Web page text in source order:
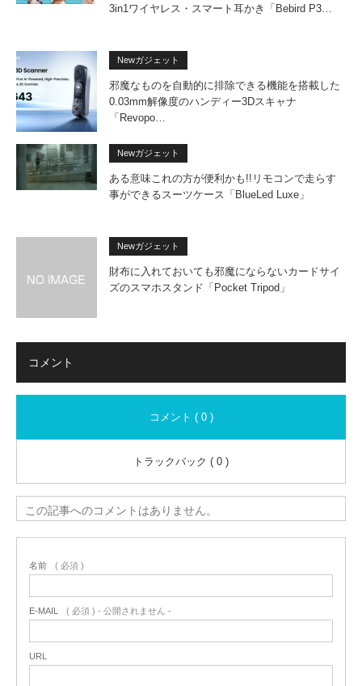
3in1ワイヤレス・スマート耳かき「Bebird P3…
Newガジェット
邪魔なものを自動的に排除できる機能を搭載した
0.03mm解像度のハンディー3Dスキャナ
「Revopo…
Newガジェット
ある意味これの方が便利かも!!リモコンで走らす
事ができるスーツケース「BlueLed Luxe」
Newガジェット
財布に入れておいても邪魔にならないカードサイ
ズのスマホスタンド「Pocket Tripod」
コメント
コメント ( 0 )
トラックバック ( 0 )
この記事へのコメントはありません。
名前 ( 必須 )
E-MAIL ( 必須 ) - 公開されません -
URL